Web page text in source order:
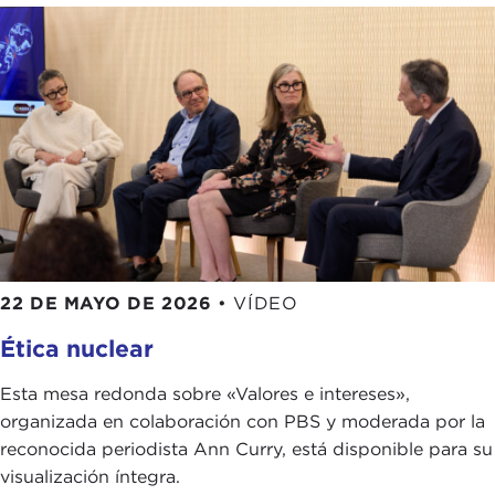
your own work.
ALI MOHAMED: Indeed, indeed.
KEVIN MALONEY:Ambassador, you already
touched on your role at the United Nations. Being
an ambassador at the United Nations is certainly
quite unique as there are only so many positions at
any one time. I want to dig a little deeper and
examine the multiple responsibilities and tradeoffs
that you have to deal with as a representative of a
single sovereign state but also as someone who is
a day-to-day basis.
ALI MOHAMED: When you are ambassador to the
United Nations from a small state and when the
interests that you wish to promote at the United
Nations are closely aligned with the wider global
22 DE MAYO DE 2026 • VÍDEO
Ética nuclear
Esta mesa redonda sobre «Valores e intereses»,
organizada en colaboración con PBS y moderada por la
reconocida periodista Ann Curry, está disponible para su
visualización íntegra.